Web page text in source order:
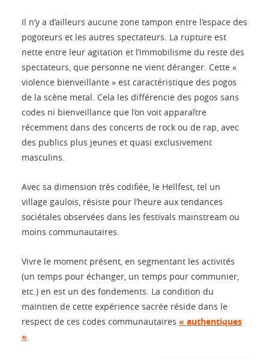
Il n’y a d’ailleurs aucune zone tampon entre l’espace des
pogoteurs et les autres spectateurs. La rupture est
nette entre leur agitation et l’immobilisme du reste des
spectateurs, que personne ne vient déranger. Cette «
violence bienveillante » est caractéristique des pogos
de la scène metal. Cela les différencie des pogos sans
codes ni bienveillance que l’on voit apparaître
récemment dans des concerts de rock ou de rap, avec
des publics plus jeunes et quasi exclusivement
masculins.
Avec sa dimension très codifiée, le Hellfest, tel un
village gaulois, résiste pour l’heure aux tendances
sociétales observées dans les festivals mainstream ou
moins communautaires.
Vivre le moment présent, en segmentant les activités
(un temps pour échanger, un temps pour communier,
etc.) en est un des fondements. La condition du
maintien de cette expérience sacrée réside dans le
respect de ces codes communautaires « authentiques
».